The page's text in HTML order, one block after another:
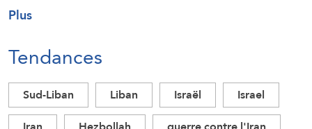
Plus
Tendances
Sud-Liban Liban Israël
Israel